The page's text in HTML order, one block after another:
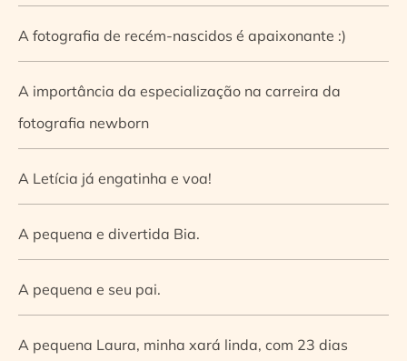
A fotografia de recém-nascidos é apaixonante :)
A importância da especialização na carreira da
fotografia newborn
A Letícia já engatinha e voa!
A pequena e divertida Bia.
A pequena e seu pai.
A pequena Laura, minha xará linda, com 23 dias